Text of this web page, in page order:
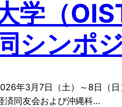
学（
シンポ
年3月7日（土）～8日（日
済同友会および沖縄科…